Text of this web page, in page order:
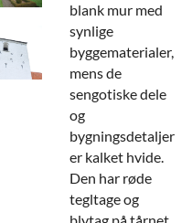
blank mur med
synlige
byggematerialer,
mens de
sengotiske dele
og
bygningsdetaljer
er kalket hvide.
Den har røde
tegltage og